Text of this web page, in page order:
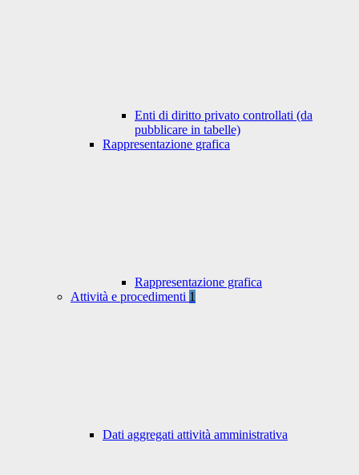
Enti di diritto privato controllati (da
pubblicare in tabelle)
Rappresentazione grafica
Rappresentazione grafica
Attività e procedimenti 1
Dati aggregati attività amministrativa